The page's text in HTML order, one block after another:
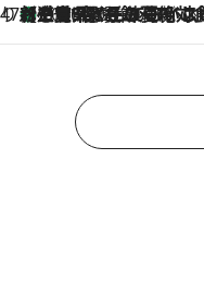
47都道府県の手みやげ ひんやりスイーツで夏を満喫
2026.8.6
【三重県】この夏絶対食べたい 冷やしておいしいおやつ3選 お餅×アイスの新感覚スイーツ